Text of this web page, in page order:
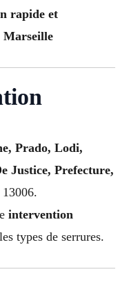
rapide et
Marseille
Prado, Lodi,
Justice, Prefecture,
13006.
intervention
types de serrures.